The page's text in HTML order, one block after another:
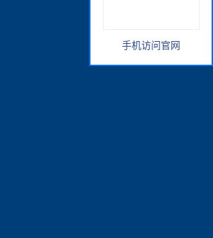
手机访问官网